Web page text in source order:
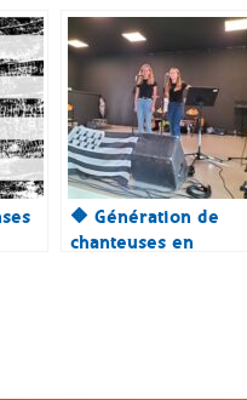
🔶 Génération de
chanteuses en